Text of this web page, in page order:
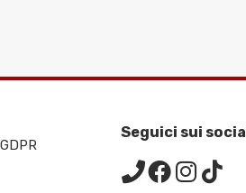
Seguici sui social